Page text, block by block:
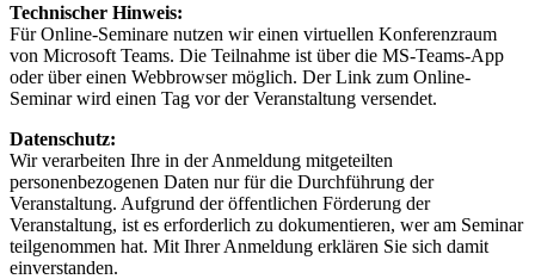
Technischer Hinweis:
Für Online-Seminare nutzen wir einen virtuellen Konferenzraum
von Microsoft Teams. Die Teilnahme ist über die MS-Teams-App
oder über einen Webbrowser möglich. Der Link zum Online-
Seminar wird einen Tag vor der Veranstaltung versendet.
Datenschutz:
Wir verarbeiten Ihre in der Anmeldung mitgeteilten
personenbezogenen Daten nur für die Durchführung der
Veranstaltung. Aufgrund der öffentlichen Förderung der
Veranstaltung, ist es erforderlich zu dokumentieren, wer am Seminar
teilgenommen hat. Mit Ihrer Anmeldung erklären Sie sich damit
einverstanden.